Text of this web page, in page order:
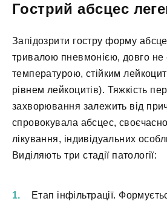
Гострий абсцес
Запідозрити гостру форму
тривалою пневмонією, довго
температурою, стійким
рівнем лейкоцитів). Тяжкість
захворювання залежить від
спровокувала абсцес,
лікування, індивідуальних
Виділяють три стадії патології:
Етап інфільтрації.